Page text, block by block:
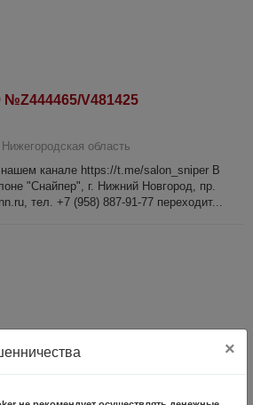
№Z444465/V481425
Нижегородская область
канале https://t.me/salon_sniper В
"Снайпер", г. Нижний Новгород, пр.
тел. +7 (958) 887-91-77 переходит...
×